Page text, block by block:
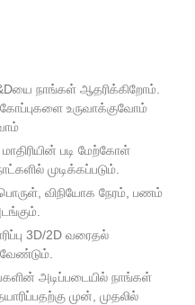
நாங்கள் ஆதரிக்கிறோம்.
உருவாக்குவோம்
படி மேற்கோள்
முடிக்கப்படும்.
விநியோக நேரம், பணம்
3D/2D வரைதல்
அடிப்படையில் நாங்கள்
முன், முதலில்